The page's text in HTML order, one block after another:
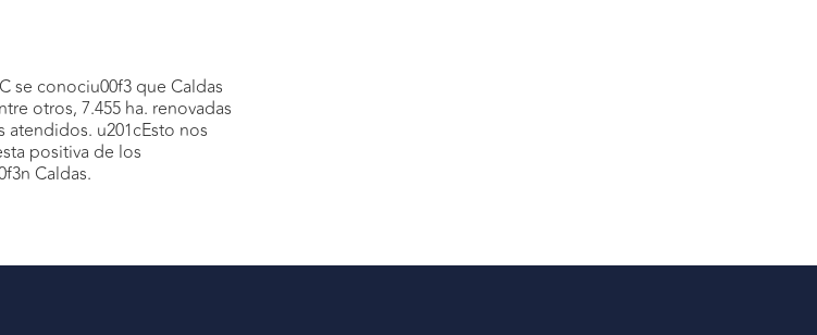
se conociu00f3 que Caldas
otros, 7.455 ha. renovadas
atendidos. u201cEsto nos
positiva de los
Caldas.